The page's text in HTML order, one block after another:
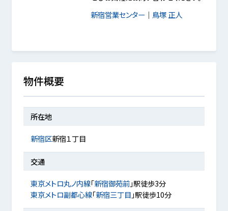
新宿営業センター ｜ 鳥塚 正人
物件概要
所在地
新宿区新宿１丁目
交通
東京メトロ丸ノ内線「新宿御苑前」駅徒歩3分
東京メトロ副都心線「新宿三丁目 」駅徒歩10分